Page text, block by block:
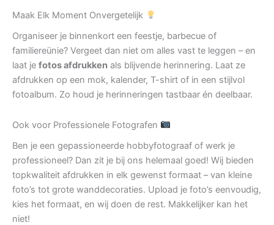
Maak Elk Moment Onvergetelijk
Organiseer je binnenkort een feestje, barbecue of
familiereünie? Vergeet dan niet om alles vast te leggen – en
laat je fotos afdrukken als blijvende herinnering. Laat ze
afdrukken op een mok, kalender, T-shirt of in een stijlvol
fotoalbum. Zo houd je herinneringen tastbaar én deelbaar.
Ook voor Professionele Fotografen
Ben je een gepassioneerde hobbyfotograaf of werk je
professioneel? Dan zit je bij ons helemaal goed! Wij bieden
topkwaliteit afdrukken in elk gewenst formaat – van kleine
foto’s tot grote wanddecoraties. Upload je foto’s eenvoudig,
kies het formaat, en wij doen de rest. Makkelijker kan het
niet!